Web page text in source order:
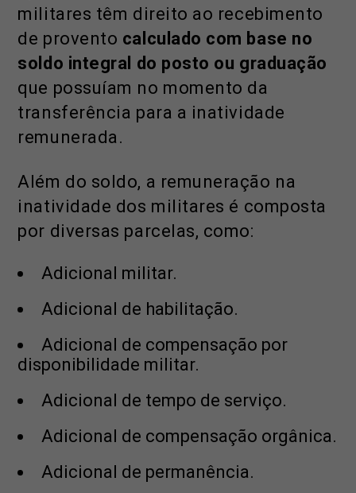
militares têm direito ao recebimento
de provento calculado com base no
soldo integral do posto ou graduação
que possuíam no momento da
transferência para a inatividade
remunerada.
Além do soldo, a remuneração na
inatividade dos militares é composta
por diversas parcelas, como:
Adicional militar.
Adicional de habilitação.
Adicional de compensação por
disponibilidade militar.
Adicional de tempo de serviço.
Adicional de compensação orgânica.
Adicional de permanência.